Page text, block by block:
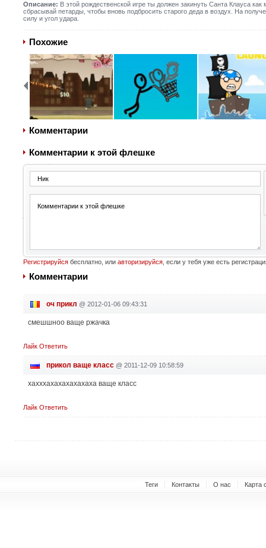
Описание: В этой рождественской игре ты должен закинуть Санта Клауса
сбрасывай петарды, чтобы вновь подбросить старого деда в воздух. На
силу и угол удара.
Похожие
Комментарии
Комментарии к этой флешке
Регистрируйсябесплатно, или авторизируйся, если у тебя уже есть
Комментарии
оч прикл @ 2012-01-06 09:43:31
смешшноо ваще ржачка
Лайк Ответить
прикол ваще класс@ 2011-12-09 10:58:59
хахххахахахахахаха ваще класс
Лайк Ответить
Теги Контакты О нас Карта